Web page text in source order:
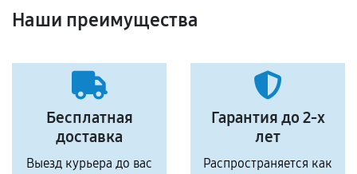
Наши преимущества
Бесплатная
доставка
Выезд курьера до вас
Гарантия до 2-х
лет
Распространяется как